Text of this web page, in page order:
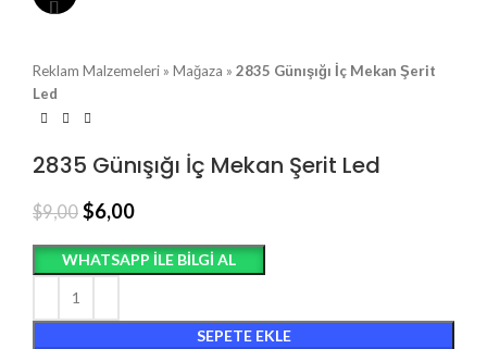
Reklam Malzemeleri » Mağaza » 2835 Günışığı İç Mekan Şerit
Led
2835 Günışığı İç Mekan Şerit Led
$9,00 $6,00
WHATSAPP ILE BILGI AL
SEPETE EKLE